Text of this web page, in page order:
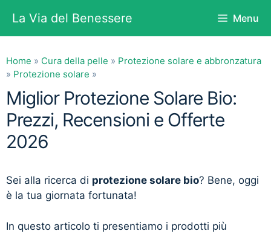
contenuto
La Via del Benessere Menu
Home » Cura della pelle » Protezione solare e abbronzatura
» Protezione solare »
Miglior Protezione Solare Bio:
Prezzi, Recensioni e Offerte
2026
Sei alla ricerca di protezione solare bio? Bene, oggi
è la tua giornata fortunata!
In questo articolo ti presentiamo i prodotti più